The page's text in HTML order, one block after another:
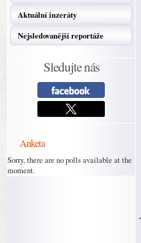
Aktuální inzeráty
Nejsledovanější reportáže
Sledujte nás
Anketa
Sorry, there are no polls available at the
moment.